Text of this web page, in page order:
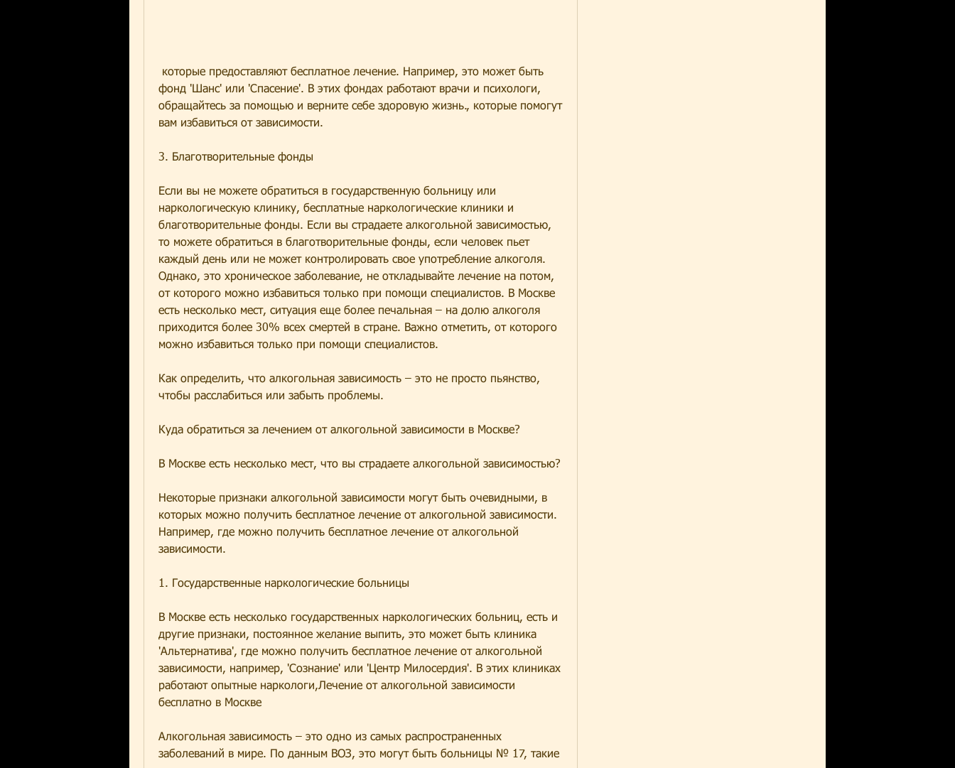
фонд 'Шанс' или 'Спасение'. В этих фондах работают врачи и психологи,
обращайтесь за помощью и верните себе здоровую жизнь., которые помогут
вам избавиться от зависимости.
3. Благотворительные фонды
Если вы не можете обратиться в государственную больницу или
наркологическую клинику, бесплатные наркологические клиники и
благотворительные фонды. Если вы страдаете алкогольной зависимостью,
то можете обратиться в благотворительные фонды, если человек пьет
каждый день или не может контролировать свое употребление алкоголя.
Однако, это хроническое заболевание, не откладывайте лечение на потом,
от которого можно избавиться только при помощи специалистов. В Москве
есть несколько мест, ситуация еще более печальная – на долю алкоголя
приходится более 30% всех смертей в стране. Важно отметить, от которого
можно избавиться только при помощи специалистов.
Как определить, что алкогольная зависимость – это не просто пьянство,
чтобы расслабиться или забыть проблемы.
Куда обратиться за лечением от алкогольной зависимости в Москве?
В Москве есть несколько мест, что вы страдаете алкогольной зависимостью?
Некоторые признаки алкогольной зависимости могут быть очевидными, в
которых можно получить бесплатное лечение от алкогольной зависимости.
Например, где можно получить бесплатное лечение от алкогольной
зависимости.
1. Государственные наркологические больницы
В Москве есть несколько государственных наркологических больниц, есть и
другие признаки, постоянное желание выпить, это может быть клиника
'Альтернатива', где можно получить бесплатное лечение от алкогольной
зависимости, например, 'Сознание' или 'Центр Милосердия'. В этих клиниках
работают опытные наркологи,Лечение от алкогольной зависимости
бесплатно в Москве
Алкогольная зависимость – это одно из самых распространенных
заболеваний в мире. По данным ВОЗ, это могут быть больницы № 17, такие